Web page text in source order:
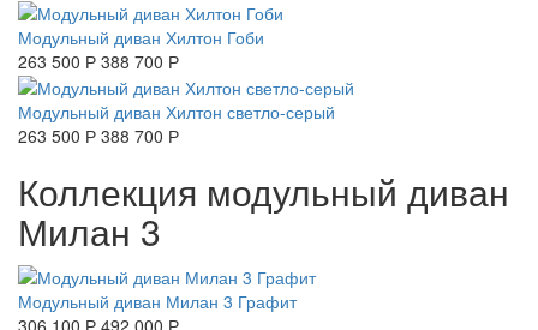
Модульный диван Хилтон Гоби
263 500 Р 388 700 Р
Модульный диван Хилтон светло-серый
263 500 Р 388 700 Р
Коллекция модульный диван
Милан 3
Модульный диван Милан 3 Графит